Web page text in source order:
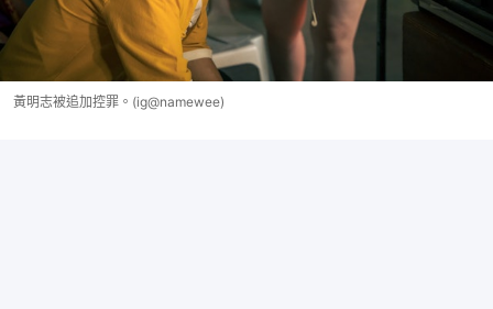
黃明志被追加控罪。(ig@namewee)